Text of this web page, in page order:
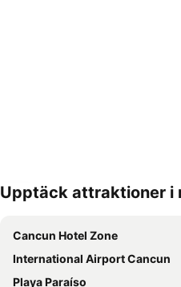
Förstora kartan
Upptäck attraktioner i
Cancun Hotel Zone
International Airport Cancun
Playa Paraíso